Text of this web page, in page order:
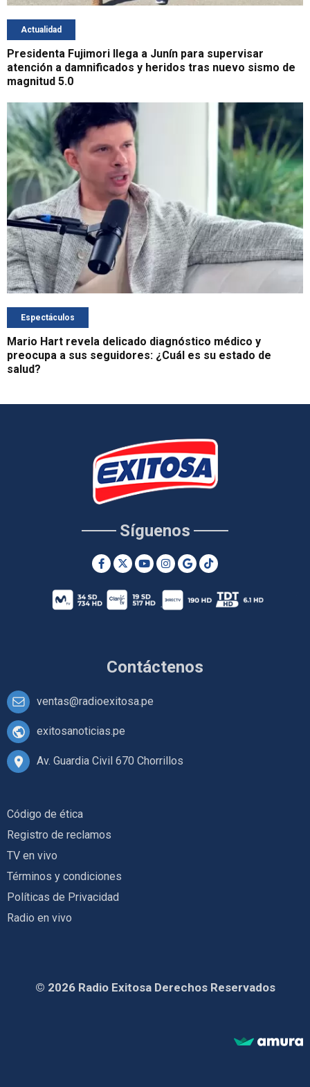
Actualidad
Presidenta Fujimori llega a Junín para supervisar
atención a damnificados y heridos tras nuevo sismo de
magnitud 5.0
Espectáculos
Mario Hart revela delicado diagnóstico médico y
preocupa a sus seguidores: ¿Cuál es su estado de
salud?
Contáctenos
ventas@radioexitosa.pe
exitosanoticias.pe
Av. Guardia Civil 670 Chorrillos
Síguenos
Código de ética
Registro de reclamos
TV en vivo
Términos y condiciones
Políticas de Privacidad
Radio en vivo
© 2026 Radio Exitosa Derechos Reservados